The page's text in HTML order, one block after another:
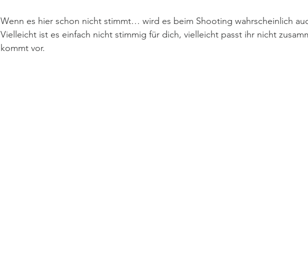
Wenn es hier schon nicht stimmt… wird es beim Shooting wahrscheinlich
Vielleicht ist es einfach nicht stimmig für dich, vielleicht passt ihr nicht
kommt vor.